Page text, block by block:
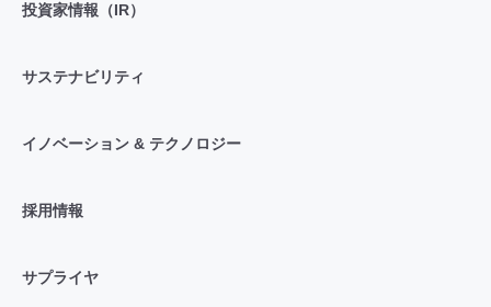
投資家情報（IR）
サステナビリティ
イノベーション & テクノロジー
採用情報
サプライヤ